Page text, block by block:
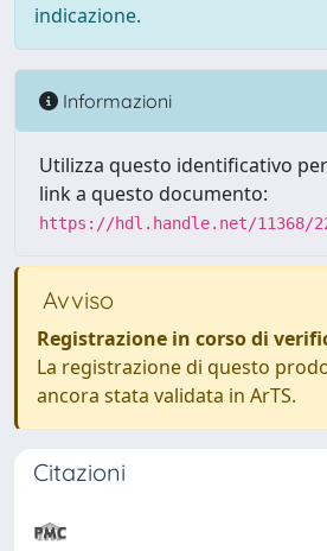
indicazione.
Informazioni
Utilizza questo identificativo
link a questo documento:
https://hdl.handle.net/11368/
Avviso
Registrazione in corso di
La registrazione di questo
ancora stata validata in ArTS.
Citazioni